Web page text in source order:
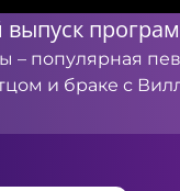
– популярная
и браке с